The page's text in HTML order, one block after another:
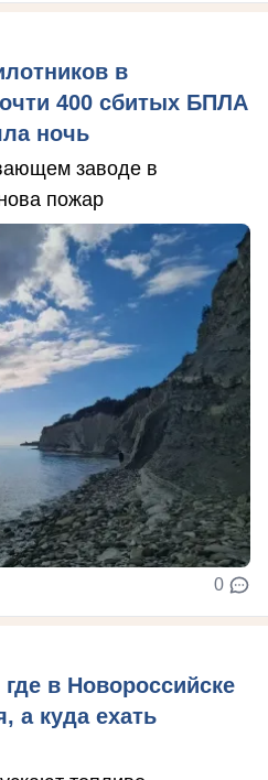
в
400 сбитых БПЛА
ночь
заводе в
пожар
0
в Новороссийске
а куда ехать